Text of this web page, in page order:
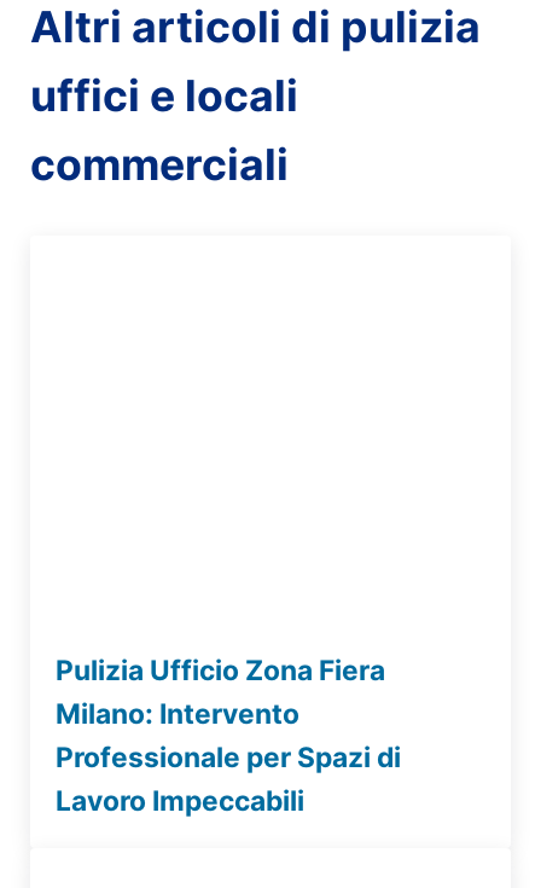
Altri articoli di pulizia
uffici e locali
commerciali
Pulizia Ufficio Zona Fiera
Milano: Intervento
Professionale per Spazi di
Lavoro Impeccabili